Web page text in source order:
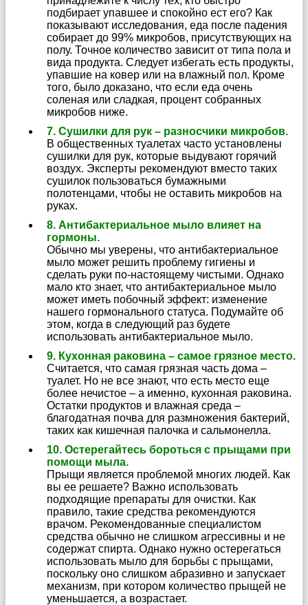
подбирает упавшее и спокойно ест его? Как
показывают исследования, еда после падения
собирает до 99% микробов, присутствующих на
полу. Точное количество зависит от типа пола и
вида продукта. Следует избегать есть продукты,
упавшие на ковер или на влажный пол. Кроме
того, было доказано, что если еда очень
соленая или сладкая, процент собранных
микробов ниже.
7. Сушилки для рук – разносчики микробов.
В общественных туалетах часто установлены
сушилки для рук, которые выдувают горячий
воздух. Эксперты рекомендуют вместо таких
сушилок пользоваться бумажными
полотенцами, чтобы не оставить микробов на
руках.
8. Антибактериальное мыло влияет на
гормоны.
Обычно мы уверены, что антибактериальное
мыло может решить проблему гигиены и
сделать руки по-настоящему чистыми. Однако
мало кто знает, что антибактериальное мыло
может иметь побочный эффект: изменение
нашего гормонального статуса. Подумайте об
этом, когда в следующий раз будете
использовать антибактериальное мыло.
9. Кухонная раковина – самое грязное место.
Считается, что самая грязная часть дома –
туалет. Но не все знают, что есть место еще
более нечистое – а именно, кухонная раковина.
Остатки продуктов и влажная среда –
благодатная почва для размножения бактерий,
таких как кишечная палочка и сальмонелла.
10. Остерегайтесь бороться с прыщами при
помощи мыла.
Прыщи является проблемой многих людей. Как
вы ее решаете? Важно использовать
подходящие препараты для очистки. Как
правило, такие средства рекомендуются
врачом. Рекомендованные специалистом
средства обычно не слишком агрессивны и не
содержат спирта. Однако нужно остерегаться
использовать мыло для борьбы с прыщами,
поскольку оно слишком абразивно и запускает
механизм, при котором количество прыщей не
уменьшается, а возрастает.